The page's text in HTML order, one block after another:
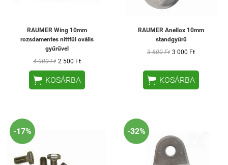
RAUMER Wing 10mm
rozsdamentes nittfül ovális
gyűrűvel
4 000 Ft 2 500 Ft
 KOSÁRBA
RAUMER Anellox 10mm
standgyűrű
3 600 Ft 3 000 Ft
 KOSÁRBA
-17% -32%